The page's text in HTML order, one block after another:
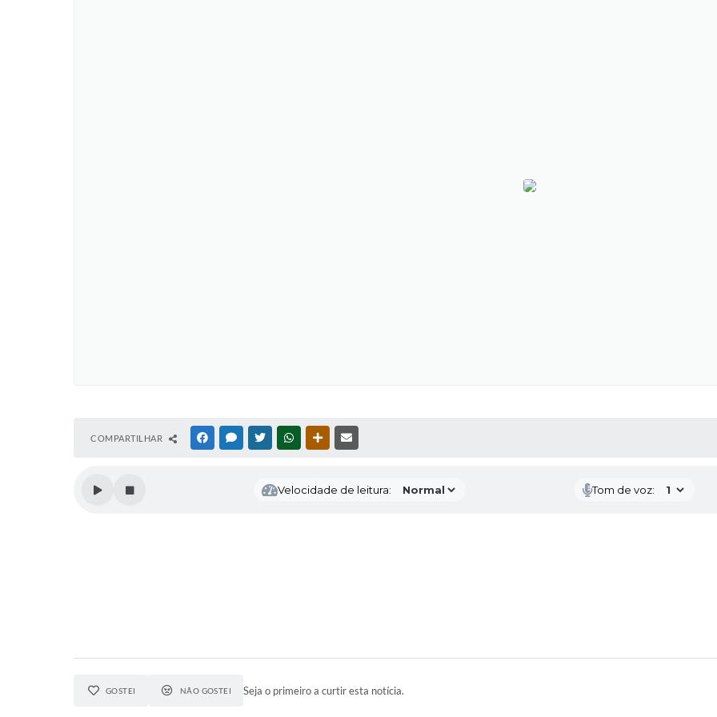
COMPARTILHAR FACEBOOKMESSENGER
TWITTERWHATSAPPOUTRAS MÍDIAS
Velocidade de leitura: Tom de voz:
GOSTEI NÃO GOSTEI Seja o primeiro a curtir esta notícia.